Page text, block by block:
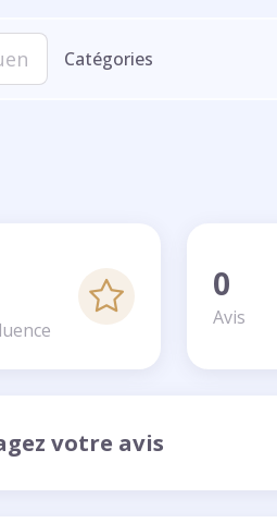
Catégories
0
Avis
votre avis